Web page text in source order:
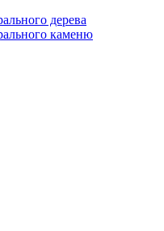
дерева
каменю